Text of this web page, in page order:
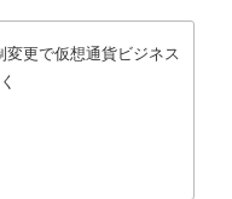
変更で仮想通貨ビジネス